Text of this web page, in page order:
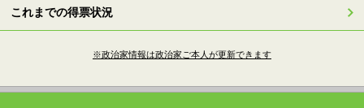
これまでの得票状況
※政治家情報は政治家ご本人が更新できます